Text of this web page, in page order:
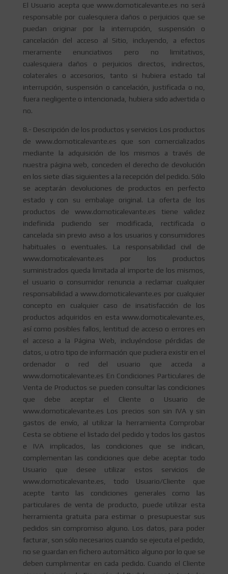
El Usuario acepta que www.domoticalevante.es no será
responsable por cualesquiera daños o perjuicios que se
puedan originar por la interrupción, suspensión o
cancelación del acceso al Sitio, incluyendo, a efectos
meramente enunciativos pero no limitativos,
cualesquiera daños o perjuicios directos, indirectos,
colaterales o accesorios, tanto si hubiera estado tal
interrupción, suspensión o cancelación, justificada o no,
fuera negligente o intencionada, hubiera sido advertida o
no.
8.- Descripción de los productos y servicios Los productos
de www.domoticalevante.es que son comercializados
mediante la adquisición de los mismos a través de
nuestra página web, conceden el derecho de devolución
en los siete días siguientes a la recepción del pedido. Sólo
se aceptarán devoluciones de productos en perfecto
estado y con su embalaje original. La oferta de los
productos de www.domoticalevante.es tiene validez
indefinida pudiendo ser modificada, rectificada o
cancelada sin previo aviso a los usuarios y consumidores
habituales o eventuales. La responsabilidad civil de
www.domoticalevante.es por los productos
suministrados queda limitada al importe de los mismos,
el usuario o consumidor renuncia a reclamar cualquier
responsabilidad a www.domoticalevante.es por cualquier
concepto en cualquier caso de insatisfacción de los
productos adquiridos en esta www.domoticalevante.es,
así como posibles fallos, lentitud de acceso o errores en
el acceso a la Página Web, incluyéndose pérdidas de
datos, u otro tipo de información que pudiera existir en el
ordenador o red del usuario que acceda a
www.domoticalevante.es En Condiciones Particulares de
Venta de Productos se pueden consultar las condiciones
que debe aceptar el Cliente o Usuario de
www.domoticalevante.es Los precios son sin IVA y sin
gastos de envío, al utilizar la herramienta Comprobar
Cesta se obtiene el listado del pedido y todos los gastos
e IVA implicados, las condiciones que se indican,
complementan las condiciones que debe aceptar todo
Usuario que desee utilizar estos servicios de
www.domoticalevante.es, todo Usuario/Cliente que
acepte tanto las condiciones generales como las
particulares de venta de producto, puede utilizar esta
herramienta gratuita para estimar o presupuestar sus
pedidos sin compromiso alguno. Los datos, para poder
facturar, son sólo necesarios cuando se ejecuta el pedido,
no se guardan en fichero automático alguno por lo que se
deben cumplimentar en cada pedido. Cuando el Cliente